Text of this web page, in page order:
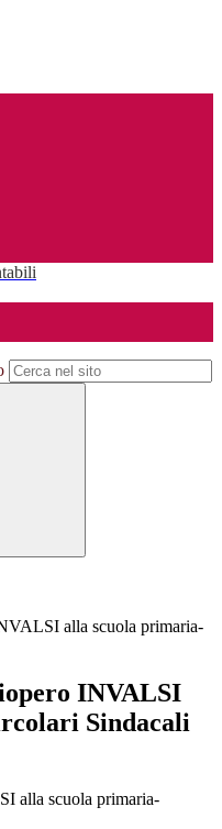
alla scuola primaria-
INVALSI
Sindacali
alla scuola primaria-